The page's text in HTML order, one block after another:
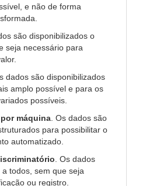
e não de forma
são disponibilizados o
seja necessário para
dados são disponibilizados
amplo possível e para os
possíveis.
máquina . Os dados são
para possibilitar o
automatizado.
. Os dados
todos, sem que seja
ou registro.